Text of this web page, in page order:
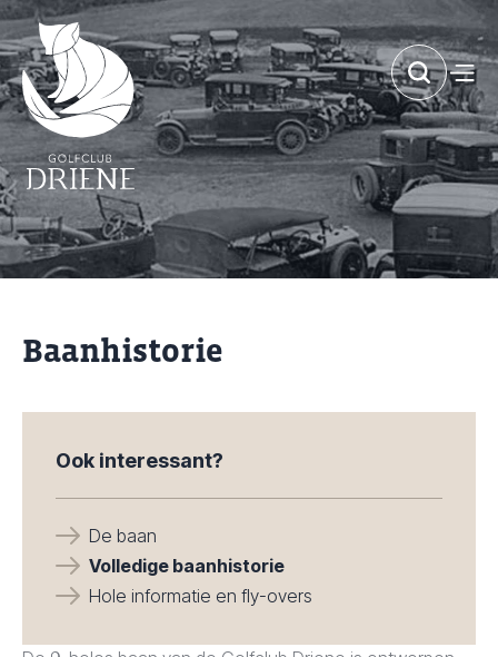
Baanhistorie
Ook interessant?
De baan
Volledige baanhistorie
Hole informatie en fly-overs